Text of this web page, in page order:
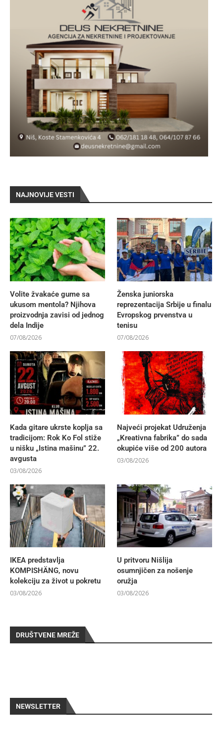
NAJNOVIJE VESTI
Volite žvakaće gume sa
ukusom mentola? Njihova
proizvodnja zavisi od jednog
dela Indije
07/08/2026
Ženska juniorska
reprezentacija Srbije u finalu
Evropskog prvenstva u
tenisu
07/08/2026
Kada gitare ukrste koplja sa
tradicijom: Rok Ko Fol stiže
u nišku „Istina mašinu” 22.
avgusta
03/08/2026
Najveći projekat Udruženja
„Kreativna fabrika” do sada
okupiće više od 200 autora
03/08/2026
IKEA predstavlja
KOMPISHÄNG, novu
kolekciju za život u pokretu
03/08/2026
U pritvoru Nišlija
osumnjičen za nošenje
oružja
03/08/2026
DRUŠTVENE MREŽE
NEWSLETTER